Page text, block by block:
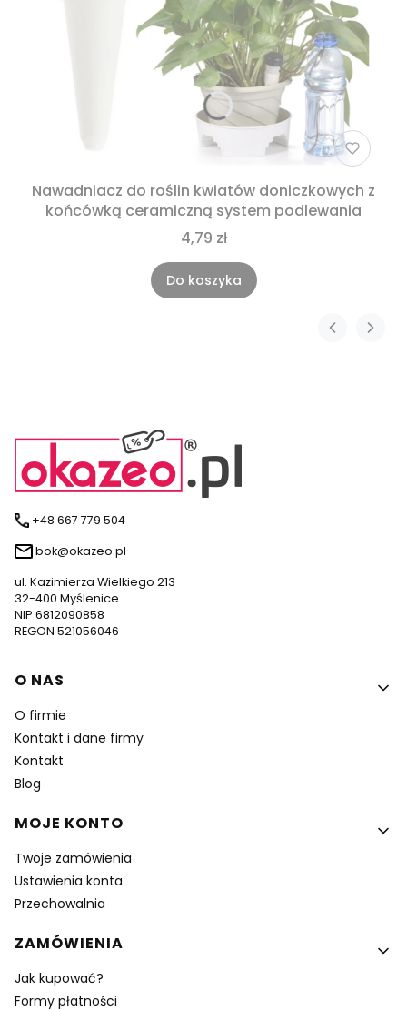
Nawadniacz do roślin kwiatów doniczkowych z
końcówką ceramiczną system podlewania
4,79 zł
Do koszyka
+48 667 779 504
bok@okazeo.pl
ul. Kazimierza Wielkiego 213
32-400 Myślenice
NIP 6812090858
REGON 521056046
Linki w stopce
O NAS
O firmie
Kontakt i dane firmy
Kontakt
Blog
MOJE KONTO
Twoje zamówienia
Ustawienia konta
Przechowalnia
ZAMÓWIENIA
Jak kupować?
Formy płatności